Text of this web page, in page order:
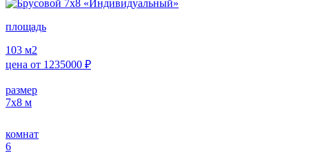
площадь
103 м2
цена от 1235000 ₽
размер
7х8 м
комнат
6